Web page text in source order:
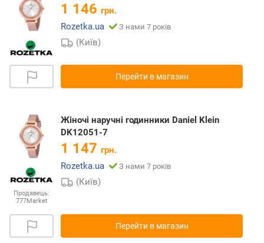
1 146 грн.
Rozetka.ua
З нами 7 років
(Київ)
Перейти в магазин
Продавець:
777Market
Жіночі наручні годинники Daniel Klein
DK12051-7
1 147 грн.
Rozetka.ua
З нами 7 років
(Київ)
Перейти в магазин